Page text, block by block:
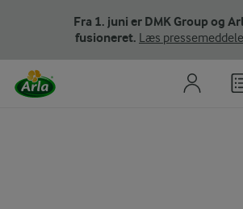
Fra 1. juni er DMK Group og
fusioneret. Læs